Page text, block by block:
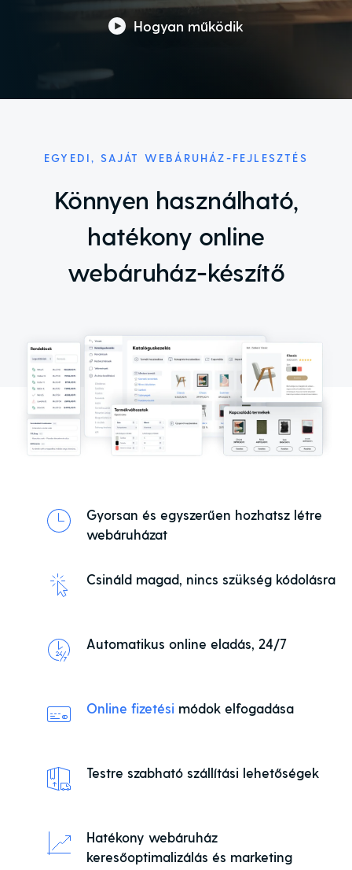
Hogyan működik
EGYEDI, SAJÁT WEBÁRUHÁZ-FEJLESZTÉS
Könnyen használható,
hatékony online
webáruház-készítő
Gyorsan és egyszerűen hozhatsz létre
webáruházat
Csináld magad, nincs szükség kódolásra
Automatikus online eladás, 24/7
Online fizetési módok elfogadása
Testre szabható szállítási lehetőségek
Hatékony webáruház
keresőoptimalizálás és marketing